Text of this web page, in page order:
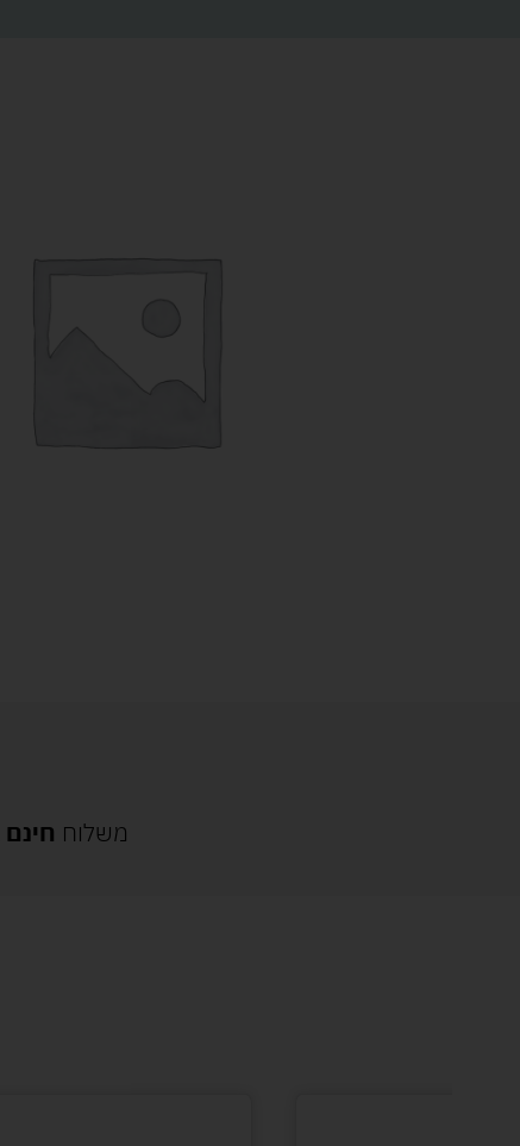
משלוח חינם